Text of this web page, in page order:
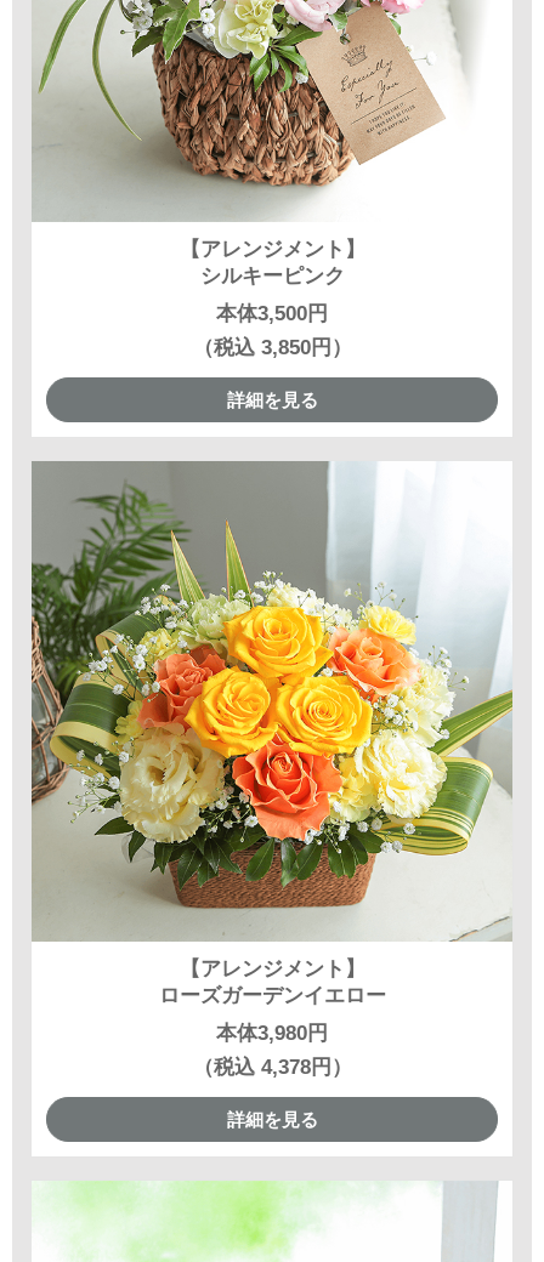
【アレンジメント】
シルキーピンク
本体3,500円
（税込 3,850円）
詳細を見る
【アレンジメント】
ローズガーデンイエロー
本体3,980円
（税込 4,378円）
詳細を見る